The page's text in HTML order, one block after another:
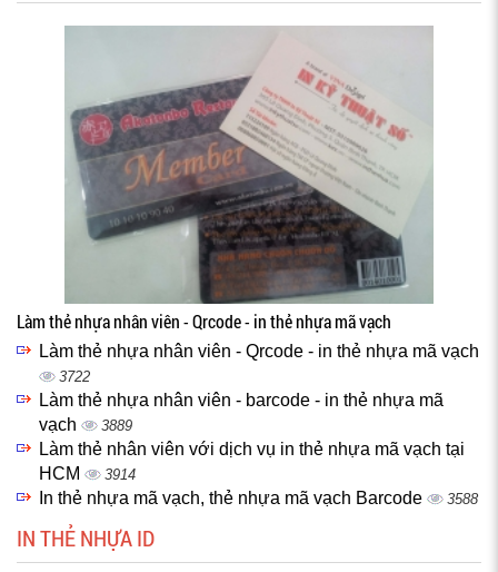
Làm thẻ nhựa nhân viên - Qrcode - in thẻ nhựa mã vạch
Làm thẻ nhựa nhân viên - Qrcode - in thẻ nhựa mã vạch
3722
Làm thẻ nhựa nhân viên - barcode - in thẻ nhựa mã
vạch
3889
Làm thẻ nhân viên với dịch vụ in thẻ nhựa mã vạch tại
HCM
3914
In thẻ nhựa mã vạch, thẻ nhựa mã vạch Barcode 3588
IN THẺ NHỰA ID